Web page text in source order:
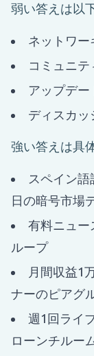
弱い答えは以
ネットワー
コミュニテ
アップデー
ディスカッ
強い答えは具
スペイン
日の暗号市場
有料ニュー
ループ
月間収益1
ナーのピアグ
週1回ライ
ローンチルー